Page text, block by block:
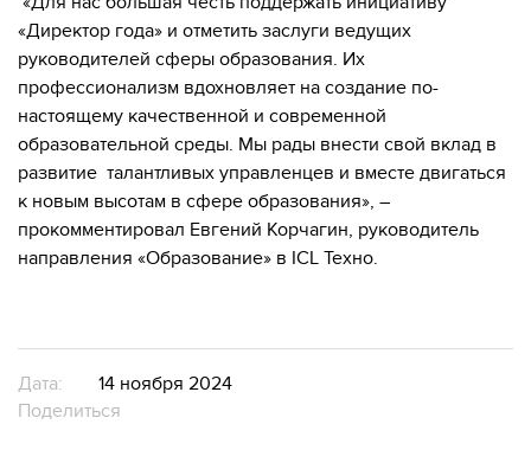
«Директор года» и отметить заслуги ведущих
руководителей сферы образования. Их
профессионализм вдохновляет на создание по-
настоящему качественной и современной
образовательной среды. Мы рады внести свой вклад в
развитие талантливых управленцев и вместе двигаться
к новым высотам в сфере образования», –
прокомментировал Евгений Корчагин, руководитель
направления «Образование» в ICL Техно.
Дата:
14 ноября 2024
Поделиться